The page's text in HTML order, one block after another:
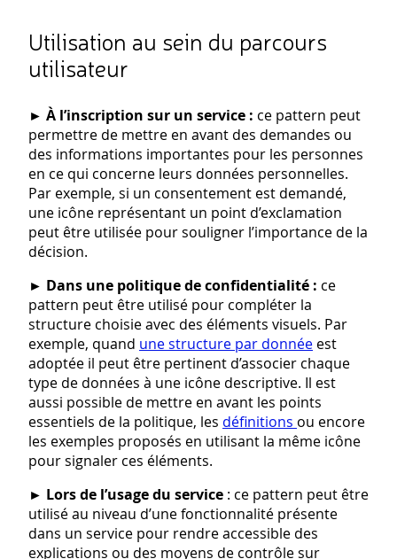
Utilisation au sein du parcours
utilisateur
► À l’inscription sur un service : ce pattern peut
permettre de mettre en avant des demandes ou
des informations importantes pour les personnes
en ce qui concerne leurs données personnelles.
Par exemple, si un consentement est demandé,
une icône représentant un point d’exclamation
peut être utilisée pour souligner l’importance de la
décision.
► Dans une politique de confidentialité : ce
pattern peut être utilisé pour compléter la
structure choisie avec des éléments visuels. Par
exemple, quand une structure par donnée est
adoptée il peut être pertinent d’associer chaque
type de données à une icône descriptive. Il est
aussi possible de mettre en avant les points
essentiels de la politique, les définitions ou encore
les exemples proposés en utilisant la même icône
pour signaler ces éléments.
► Lors de l’usage du service : ce pattern peut être
utilisé au niveau d’une fonctionnalité présente
dans un service pour rendre accessible des
explications ou des moyens de contrôle sur